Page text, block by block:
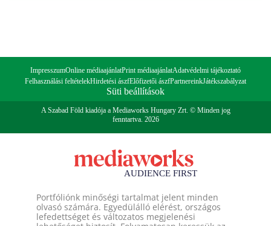
ImpresszumOnline médiaajánlatPrint médiaajánlatAdatvédelmi tájékoztató
Felhasználási feltételekHirdetési ászfElőfizetői ászfPartnereinkJátékszabályzat
Süti beállítások
A Szabad Föld kiadója a Mediaworks Hungary Zrt. © Minden jog
fenntartva. 2026
Portfóliónk minőségi tartalmat jelent minden
olvasó számára. Egyedülálló elérést, országos
lefedettséget és változatos megjelenési